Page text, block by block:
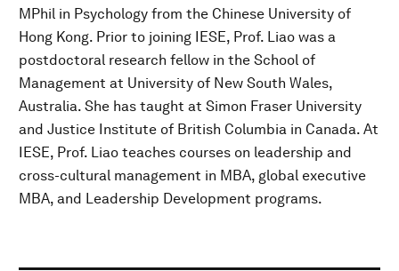
MPhil in Psychology from the Chinese University of
Hong Kong. Prior to joining IESE, Prof. Liao was a
postdoctoral research fellow in the School of
Management at University of New South Wales,
Australia. She has taught at Simon Fraser University
and Justice Institute of British Columbia in Canada. At
IESE, Prof. Liao teaches courses on leadership and
cross-cultural management in MBA, global executive
MBA, and Leadership Development programs.